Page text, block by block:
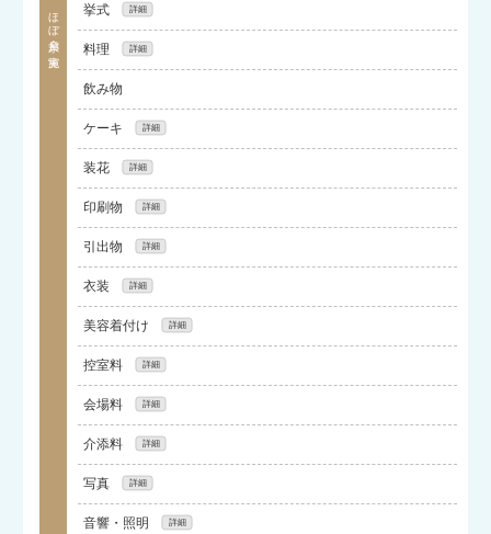
ほぼ全員が実施 挙式
【天空チャペル】キリスト教式（司式者・聖歌隊・生
演奏者）※人前式も可能
料理
【シェフと打合せ可能】旬の素材を使ったオリジナル
コース・フリードリンク
飲み物
ケーキ
【1段から3段まで豊富なデザインをご用意】オーダー
メードも要相談
装花
【パックプランで安心】メイン＆ゲストテーブル・ブ
ーケ・フラワーシャワー
印刷物
【オリジナル商品あり】招待状・席次表・席札
※WEBもご用意あり
引出物
引出物・引菓子 ※物品・カード・宅配・ソーシャル
ギフトなど様々なタイプあり
衣装
【複数ドレスショップと提携】新郎タキシード1点・新
婦ドレス2点
美容着付け
ヘアメイク・ドレス着付 ※列席ゲスト着付け・ヘア
メイクも可能（別途料金）
控室料
新郎新婦控室・親族控室（2室・親御様専属スタッフ
付）・ゲスト着替え室など
会場料
【5時間の会場貸切】会場使用料
介添料
専属のアテンド付き/当日のお支度～お見送りまでサポ
ート
写真
記念写真1ポーズ×2冊セット+データ付き
音響・照明